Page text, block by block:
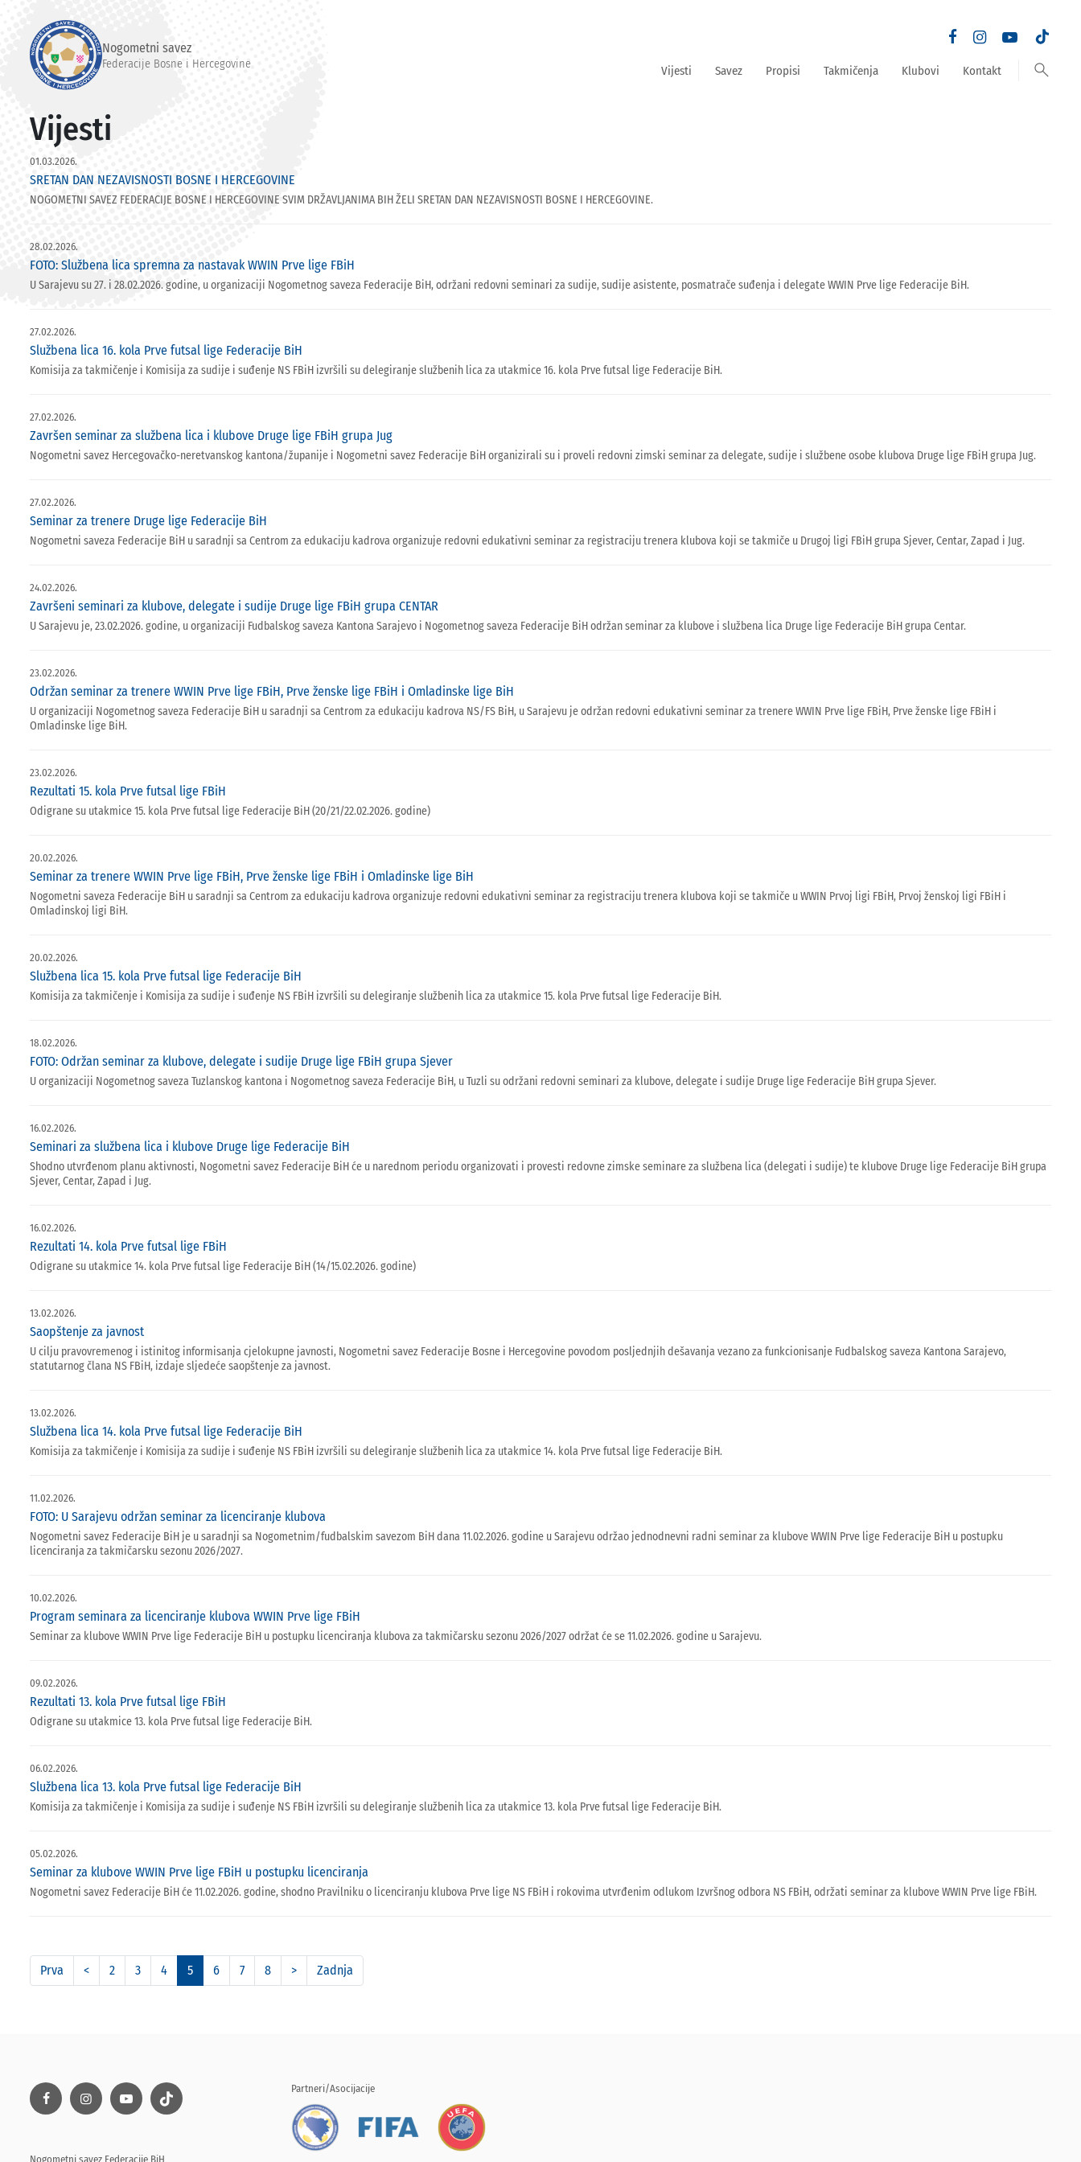
Nogometni savez
Federacije Bosne i Hercegovine Vijesti Savez Propisi Takmičenja Klubovi Kontakt search
Vijesti
01.03.2026.
SRETAN DAN NEZAVISNOSTI BOSNE I HERCEGOVINE
NOGOMETNI SAVEZ FEDERACIJE BOSNE I HERCEGOVINE SVIM DRŽAVLJANIMA BIH ŽELI SRETAN DAN NEZAVISNOSTI BOSNE I HERCEGOVINE.
28.02.2026.
FOTO: Službena lica spremna za nastavak WWIN Prve lige FBiH
U Sarajevu su 27. i 28.02.2026. godine, u organizaciji Nogometnog saveza Federacije BiH, održani redovni seminari za sudije, sudije asistente, posmatrače suđenja i delegate WWIN Prve lige Federacije BiH.
27.02.2026.
Službena lica 16. kola Prve futsal lige Federacije BiH
Komisija za takmičenje i Komisija za sudije i suđenje NS FBiH izvršili su delegiranje službenih lica za utakmice 16. kola Prve futsal lige Federacije BiH.
27.02.2026.
Završen seminar za službena lica i klubove Druge lige FBiH grupa Jug
Nogometni savez Hercegovačko-neretvanskog kantona/županije i Nogometni savez Federacije BiH organizirali su i proveli redovni zimski seminar za delegate, sudije i službene osobe klubova Druge lige FBiH grupa Jug.
27.02.2026.
Seminar za trenere Druge lige Federacije BiH
Nogometni saveza Federacije BiH u saradnji sa Centrom za edukaciju kadrova organizuje redovni edukativni seminar za registraciju trenera klubova koji se takmiče u Drugoj ligi FBiH grupa Sjever, Centar, Zapad i Jug.
24.02.2026.
Završeni seminari za klubove, delegate i sudije Druge lige FBiH grupa CENTAR
U Sarajevu je, 23.02.2026. godine, u organizaciji Fudbalskog saveza Kantona Sarajevo i Nogometnog saveza Federacije BiH održan seminar za klubove i službena lica Druge lige Federacije BiH grupa Centar.
23.02.2026.
Održan seminar za trenere WWIN Prve lige FBiH, Prve ženske lige FBiH i Omladinske lige BiH
U organizaciji Nogometnog saveza Federacije BiH u saradnji sa Centrom za edukaciju kadrova NS/FS BiH, u Sarajevu je održan redovni edukativni seminar za trenere WWIN Prve lige FBiH, Prve ženske lige FBiH i
Omladinske lige BiH.
23.02.2026.
Rezultati 15. kola Prve futsal lige FBiH
Odigrane su utakmice 15. kola Prve futsal lige Federacije BiH (20/21/22.02.2026. godine)
20.02.2026.
Seminar za trenere WWIN Prve lige FBiH, Prve ženske lige FBiH i Omladinske lige BiH
Nogometni saveza Federacije BiH u saradnji sa Centrom za edukaciju kadrova organizuje redovni edukativni seminar za registraciju trenera klubova koji se takmiče u WWIN Prvoj ligi FBiH, Prvoj ženskoj ligi FBiH i
Omladinskoj ligi BiH.
20.02.2026.
Službena lica 15. kola Prve futsal lige Federacije BiH
Komisija za takmičenje i Komisija za sudije i suđenje NS FBiH izvršili su delegiranje službenih lica za utakmice 15. kola Prve futsal lige Federacije BiH.
18.02.2026.
FOTO: Održan seminar za klubove, delegate i sudije Druge lige FBiH grupa Sjever
U organizaciji Nogometnog saveza Tuzlanskog kantona i Nogometnog saveza Federacije BiH, u Tuzli su održani redovni seminari za klubove, delegate i sudije Druge lige Federacije BiH grupa Sjever.
16.02.2026.
Seminari za službena lica i klubove Druge lige Federacije BiH
Shodno utvrđenom planu aktivnosti, Nogometni savez Federacije BiH će u narednom periodu organizovati i provesti redovne zimske seminare za službena lica (delegati i sudije) te klubove Druge lige Federacije BiH grupa
Sjever, Centar, Zapad i Jug.
16.02.2026.
Rezultati 14. kola Prve futsal lige FBiH
Odigrane su utakmice 14. kola Prve futsal lige Federacije BiH (14/15.02.2026. godine)
13.02.2026.
Saopštenje za javnost
U cilju pravovremenog i istinitog informisanja cjelokupne javnosti, Nogometni savez Federacije Bosne i Hercegovine povodom posljednjih dešavanja vezano za funkcionisanje Fudbalskog saveza Kantona Sarajevo,
statutarnog člana NS FBiH, izdaje sljedeće saopštenje za javnost.
13.02.2026.
Službena lica 14. kola Prve futsal lige Federacije BiH
Komisija za takmičenje i Komisija za sudije i suđenje NS FBiH izvršili su delegiranje službenih lica za utakmice 14. kola Prve futsal lige Federacije BiH.
11.02.2026.
FOTO: U Sarajevu održan seminar za licenciranje klubova
Nogometni savez Federacije BiH je u saradnji sa Nogometnim/fudbalskim savezom BiH dana 11.02.2026. godine u Sarajevu održao jednodnevni radni seminar za klubove WWIN Prve lige Federacije BiH u postupku
licenciranja za takmičarsku sezonu 2026/2027.
10.02.2026.
Program seminara za licenciranje klubova WWIN Prve lige FBiH
Seminar za klubove WWIN Prve lige Federacije BiH u postupku licenciranja klubova za takmičarsku sezonu 2026/2027 održat će se 11.02.2026. godine u Sarajevu.
09.02.2026.
Rezultati 13. kola Prve futsal lige FBiH
Odigrane su utakmice 13. kola Prve futsal lige Federacije BiH.
06.02.2026.
Službena lica 13. kola Prve futsal lige Federacije BiH
Komisija za takmičenje i Komisija za sudije i suđenje NS FBiH izvršili su delegiranje službenih lica za utakmice 13. kola Prve futsal lige Federacije BiH.
05.02.2026.
Seminar za klubove WWIN Prve lige FBiH u postupku licenciranja
Nogometni savez Federacije BiH će 11.02.2026. godine, shodno Pravilniku o licenciranju klubova Prve lige NS FBiH i rokovima utvrđenim odlukom Izvršnog odbora NS FBiH, održati seminar za klubove WWIN Prve lige FBiH.
Prva < 2 3 4 5 6 7 8 > Zadnja
Nogometni savez Federacije BiH
Partneri/Asocijacije